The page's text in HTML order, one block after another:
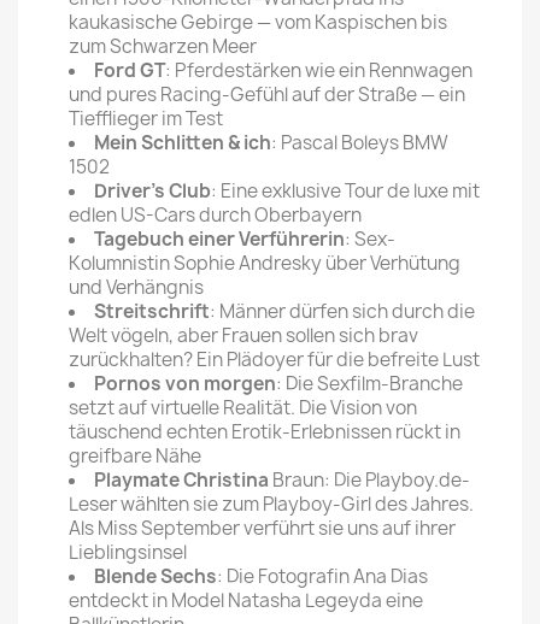
kaukasische Gebirge — vom Kaspischen bis
zum Schwarzen Meer
Ford GT: Pferdestärken wie ein Rennwagen
und pures Racing-Gefühl auf der Straße — ein
Tiefflieger im Test
Mein Schlitten & ich: Pascal Boleys BMW
1502
Driver's Club: Eine exklusive Tour de luxe mit
edlen US-Cars durch Oberbayern
Tagebuch einer Verführerin: Sex-
Kolumnistin Sophie Andresky über Verhütung
und Verhängnis
Streitschrift: Männer dürfen sich durch die
Welt vögeln, aber Frauen sollen sich brav
zurückhalten? Ein Plädoyer für die befreite Lust
Pornos von morgen: Die Sexfilm-Branche
setzt auf virtuelle Realität. Die Vision von
täuschend echten Erotik-Erlebnissen rückt in
greifbare Nähe
Playmate Christina Braun: Die Playboy.de-
Leser wählten sie zum Playboy-Girl des Jahres.
Als Miss September verführt sie uns auf ihrer
Lieblingsinsel
Blende Sechs: Die Fotografin Ana Dias
entdeckt in Model Natasha Legeyda eine